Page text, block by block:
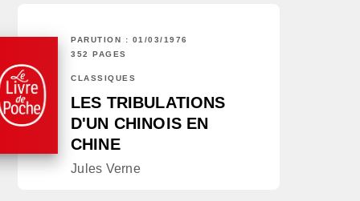
PARUTION : 01/03/1976
352 PAGES
CLASSIQUES
LES TRIBULATIONS
D'UN CHINOIS EN
CHINE
Jules Verne